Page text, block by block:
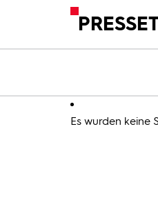
Es wurden keine